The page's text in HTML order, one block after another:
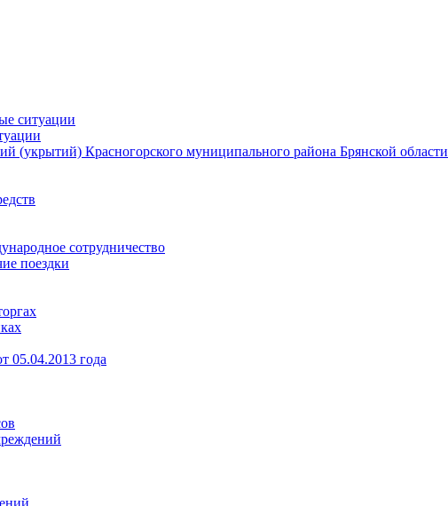
ситуации
(укрытий) Красногорского муниципального района Брянской области
сотрудничество
поездки
05.04.2013 года